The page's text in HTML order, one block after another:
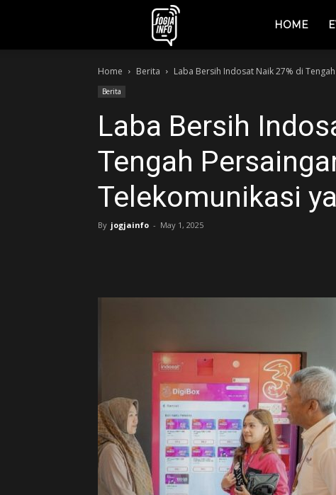
jogjainfo.idHOME
Home Berita Laba Bersih Indosat Naik 27% di
Berita
Laba Bersih
Tengah
Telekomunikasi
By jogjainfo - May 1, 2025